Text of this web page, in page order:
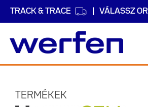
TRACK & TRACE VÁLASSZ
tartalomraTERMÉKEK